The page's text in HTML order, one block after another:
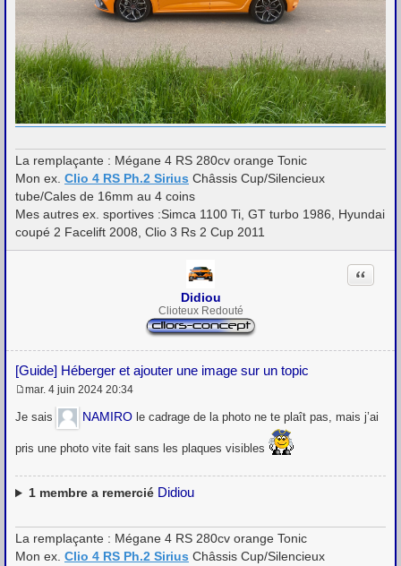
La remplaçante : Mégane 4 RS 280cv orange Tonic
Mon ex. Clio 4 RS Ph.2 Sirius Châssis Cup/Silencieux
tube/Cales de 16mm au 4 coins
Mes autres ex. sportives :Simca 1100 Ti, GT turbo 1986, Hyundai
coupé 2 Facelift 2008, Clio 3 Rs 2 Cup 2011
Didiou
Clioteux Redouté
[Guide] Héberger et ajouter une image sur un topic
Citation
e
s
a
e
mar. 4 juin 2024 20:34
Je sais NAMIRO le cadrage de la photo ne te plaît pas, mais j’ai
pris une photo vite fait sans les plaques visibles
1membre a remercié Didiou
La remplaçante : Mégane 4 RS 280cv orange Tonic
Mon ex. Clio 4 RS Ph.2 Sirius Châssis Cup/Silencieux